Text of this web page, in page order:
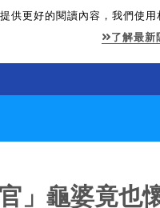
供更好的閱讀內容，我們使
了解最新
」龜婆竟